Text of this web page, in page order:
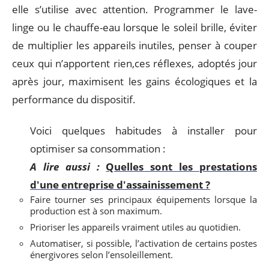
elle s’utilise avec attention. Programmer le lave-
linge ou le chauffe-eau lorsque le soleil brille, éviter
de multiplier les appareils inutiles, penser à couper
ceux qui n’apportent rien,ces réflexes, adoptés jour
après jour, maximisent les gains écologiques et la
performance du dispositif.
Voici quelques habitudes à installer pour
optimiser sa consommation :
A lire aussi : Quelles sont les prestations
d'une entreprise d'assainissement ?
Faire tourner ses principaux équipements lorsque la
production est à son maximum.
Prioriser les appareils vraiment utiles au quotidien.
Automatiser, si possible, l’activation de certains postes
énergivores selon l’ensoleillement.